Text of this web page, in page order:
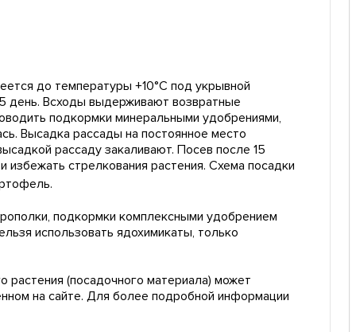
до температуры +10°С под укрывной
день. Всходы выдерживают возвратные
подкормки минеральными удобрениями,
Высадка рассады на постоянное место
рассаду закаливают. Посев после 15
стрелкования растения. Схема посадки
подкормки комплексными удобрением
использовать ядохимикаты, только
растения (посадочного материала) может
на сайте. Для более подробной информации